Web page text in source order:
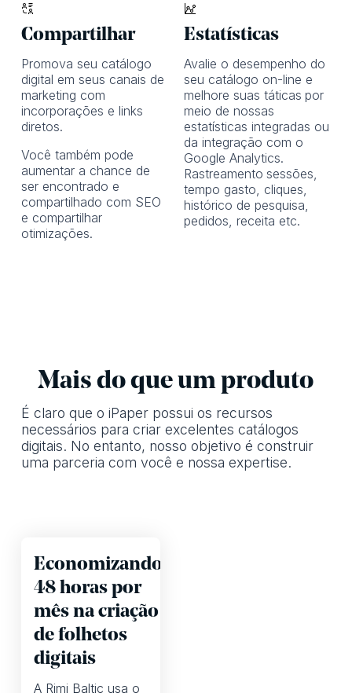
Compartilhar
Promova seu catálogo
digital em seus canais de
marketing com
incorporações e links
diretos.
Você também pode
aumentar a chance de
ser encontrado e
compartilhado com SEO
e compartilhar
otimizações.
Estatísticas
Avalie o desempenho do
seu catálogo on-line e
melhore suas táticas por
meio de nossas
estatísticas integradas ou
da integração com o
Google Analytics.
Rastreamento sessões,
tempo gasto, cliques,
histórico de pesquisa,
pedidos, receita etc.
Mais do que um produto
É claro que o iPaper possui os recursos
necessários para criar excelentes catálogos
digitais. No entanto, nosso objetivo é construir
uma parceria com você e nossa expertise.
Economizando
48 horas por
mês na criação
de folhetos
digitais
A Rimi Baltic usa o